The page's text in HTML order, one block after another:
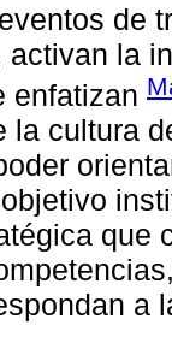
de
activan la
enfatizan
la cultura
que
a